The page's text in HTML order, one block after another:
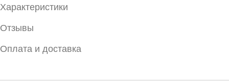
Характеристики
Отзывы
Оплата и доставка